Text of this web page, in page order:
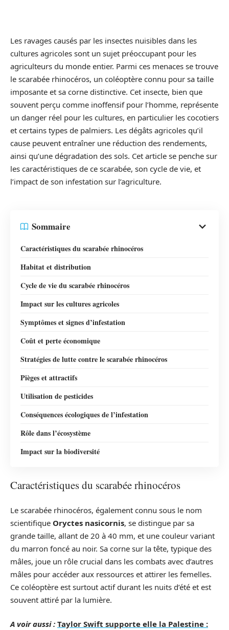
Les ravages causés par les insectes nuisibles dans les
cultures agricoles sont un sujet préoccupant pour les
agriculteurs du monde entier. Parmi ces menaces se trouve
le scarabée rhinocéros, un coléoptère connu pour sa taille
imposante et sa corne distinctive. Cet insecte, bien que
souvent perçu comme inoffensif pour l’homme, représente
un danger réel pour les cultures, en particulier les cocotiers
et certains types de palmiers. Les dégâts agricoles qu’il
cause peuvent entraîner une réduction des rendements,
ainsi qu’une dégradation des sols. Cet article se penche sur
les caractéristiques de ce scarabée, son cycle de vie, et
l’impact de son infestation sur l’agriculture.
Sommaire
Caractéristiques du scarabée rhinocéros
Habitat et distribution
Cycle de vie du scarabée rhinocéros
Impact sur les cultures agricoles
Symptômes et signes d’infestation
Coût et perte économique
Stratégies de lutte contre le scarabée rhinocéros
Pièges et attractifs
Utilisation de pesticides
Conséquences écologiques de l’infestation
Rôle dans l’écosystème
Impact sur la biodiversité
Caractéristiques du scarabée rhinocéros
Le scarabée rhinocéros, également connu sous le nom
scientifique Oryctes nasicornis, se distingue par sa
grande taille, allant de 20 à 40 mm, et une couleur variant
du marron foncé au noir. Sa corne sur la tête, typique des
mâles, joue un rôle crucial dans les combats avec d’autres
mâles pour accéder aux ressources et attirer les femelles.
Ce coléoptère est surtout actif durant les nuits d’été et est
souvent attiré par la lumière.
A voir aussi : Taylor Swift supporte elle la Palestine :